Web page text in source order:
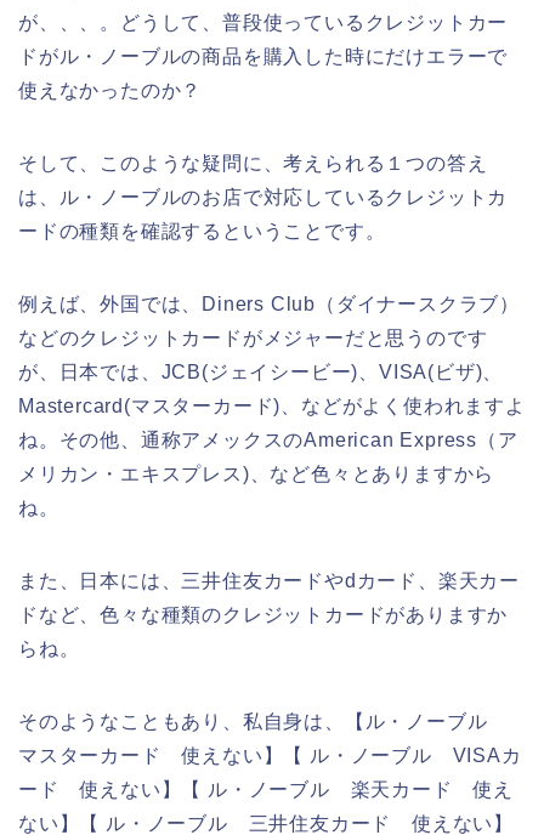
が、、、。どうして、普段使っているクレジットカー
ドがル・ノーブルの商品を購入した時にだけエラーで
使えなかったのか？
そして、このような疑問に、考えられる１つの答え
は、ル・ノーブルのお店で対応しているクレジットカ
ードの種類を確認するということです。
例えば、外国では、Diners Club（ダイナースクラブ）
などのクレジットカードがメジャーだと思うのです
が、日本では、JCB(ジェイシービー)、VISA(ビザ)、
Mastercard(マスターカード)、などがよく使われますよ
ね。その他、通称アメックスのAmerican Express（ア
メリカン・エキスプレス)、など色々とありますから
ね。
また、日本には、三井住友カードやdカード、楽天カー
ドなど、色々な種類のクレジットカードがありますか
らね。
そのようなこともあり、私自身は、【ル・ノーブル
マスターカード 使えない】【 ル・ノーブル VISAカ
ード 使えない】【 ル・ノーブル 楽天カード 使え
ない】【 ル・ノーブル 三井住友カード 使えない】